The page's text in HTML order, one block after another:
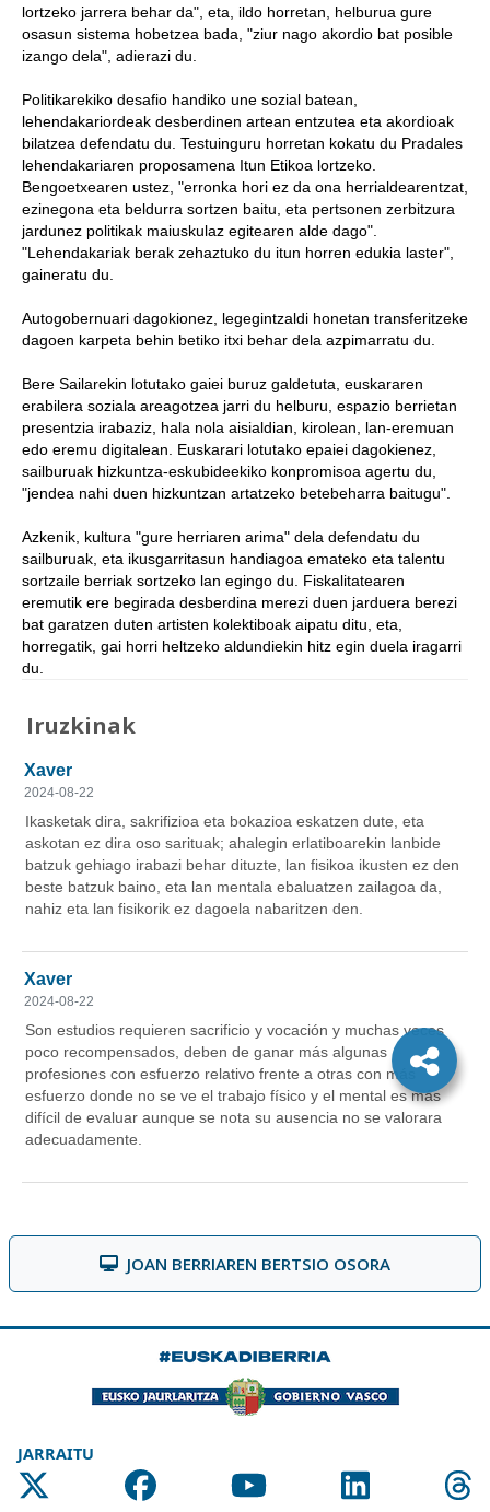
lortzeko jarrera behar da", eta, ildo horretan, helburua gure
osasun sistema hobetzea bada, "ziur nago akordio bat posible
izango dela", adierazi du.
Politikarekiko desafio handiko une sozial batean,
lehendakariordeak desberdinen artean entzutea eta akordioak
bilatzea defendatu du. Testuinguru horretan kokatu du Pradales
lehendakariaren proposamena Itun Etikoa lortzeko.
Bengoetxearen ustez, "erronka hori ez da ona herrialdearentzat,
ezinegona eta beldurra sortzen baitu, eta pertsonen zerbitzura
jardunez politikak maiuskulaz egitearen alde dago".
"Lehendakariak berak zehaztuko du itun horren edukia laster",
gaineratu du.
Autogobernuari dagokionez, legegintzaldi honetan transferitzeke
dagoen karpeta behin betiko itxi behar dela azpimarratu du.
Bere Sailarekin lotutako gaiei buruz galdetuta, euskararen
erabilera soziala areagotzea jarri du helburu, espazio berrietan
presentzia irabaziz, hala nola aisialdian, kirolean, lan-eremuan
edo eremu digitalean. Euskarari lotutako epaiei dagokienez,
sailburuak hizkuntza-eskubideekiko konpromisoa agertu du,
"jendea nahi duen hizkuntzan artatzeko betebeharra baitugu".
Azkenik, kultura "gure herriaren arima" dela defendatu du
sailburuak, eta ikusgarritasun handiagoa emateko eta talentu
sortzaile berriak sortzeko lan egingo du. Fiskalitatearen
eremutik ere begirada desberdina merezi duen jarduera berezi
bat garatzen duten artisten kolektiboak aipatu ditu, eta,
horregatik, gai horri heltzeko aldundiekin hitz egin duela iragarri
du.
Iruzkinak
JOAN BERRIAREN BERTSIO OSORA
JARRAITU